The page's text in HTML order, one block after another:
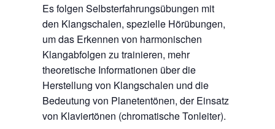
Es folgen Selbsterfahrungsübungen mit
den Klangschalen, spezielle Hörübungen,
um das Erkennen von harmonischen
Klangabfolgen zu trainieren, mehr
theoretische Informationen über die
Herstellung von Klangschalen und die
Bedeutung von Planetentönen, der Einsatz
von Klaviertönen (chromatische Tonleiter).